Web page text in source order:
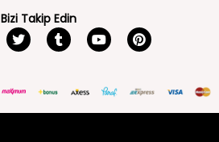
Bizi Takip Edin